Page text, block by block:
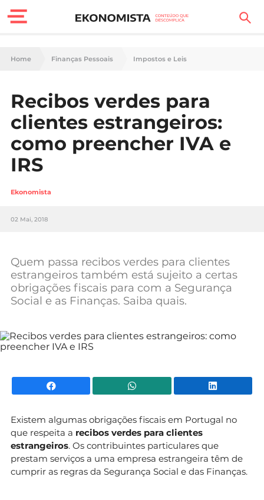
Finanças Pessoais
Carreira
Casa
Lifestyle
Sociedade
Tecnologia
Negócios
Mundial 2026
Home Finanças Pessoais Impostos e Leis
Recibos verdes para
clientes estrangeiros:
como preencher IVA e
IRS
Ekonomista
02 Mai, 2018
Quem passa recibos verdes para clientes
estrangeiros também está sujeito a certas
obrigações fiscais para com a Segurança
Social e as Finanças. Saiba quais.
Facebook WhatsApp
Existem algumas obrigações fiscais em Portugal no
que respeita a recibos verdes para clientes
estrangeiros. Os contribuintes particulares que
prestam serviços a uma empresa estrangeira têm de
cumprir as regras da Segurança Social e das Finanças.